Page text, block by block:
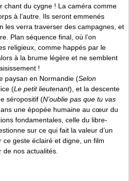
chant du cygne ! La caméra comme
à l’autre. Ils seront emmenés
les verra traverser des campagnes, et
Plan séquence final, où l’on
religieux, comme happés par le
à la brume légère et ne semblent
!
paysan en Normandie (Selon
(Le petit lieutenant), et la descente
séropositif (N’oublie pas que tu vas
une épopée humaine au cœur du
fondamentales, celle du libre-
sur ce qui fait la valeur d’un
geste éclairé et digne, un film
nos actualités.